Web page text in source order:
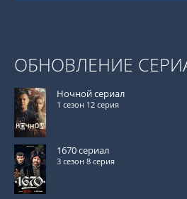
ОБНОВЛЕНИЕ
Ночной сериал
1 сезон 12 серия
1670 сериал
3 сезон 8 серия